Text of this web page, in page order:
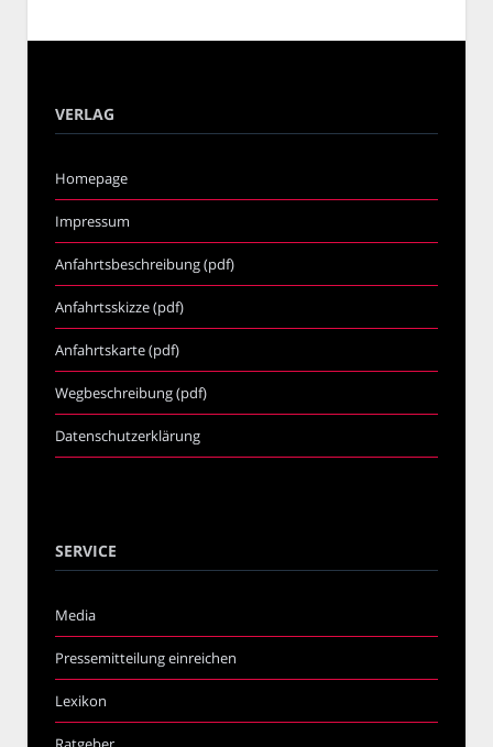
VERLAG
Homepage
Impressum
Anfahrtsbeschreibung (pdf)
Anfahrtsskizze (pdf)
Anfahrtskarte (pdf)
Wegbeschreibung (pdf)
Datenschutzerklärung
SERVICE
Media
Pressemitteilung einreichen
Lexikon